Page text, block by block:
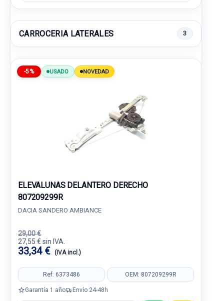
CARROCERIA LATERALES 3
-5% USADO NOVEDAD
ELEVALUNAS DELANTERO DERECHO
807209299R
DACIA SANDERO AMBIANCE
29,00 €
27,55 € sin IVA.
33,34 € (IVA incl.)
Ref: 6373486 OEM: 807209299R
Garantía 1 año Envío 24-48h